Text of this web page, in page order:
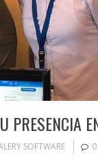
PRESENCIA
SOFTWARE